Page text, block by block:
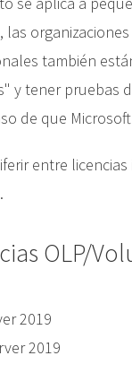
también
y tener pruebas
de que
entre
OLP/
2019
2019